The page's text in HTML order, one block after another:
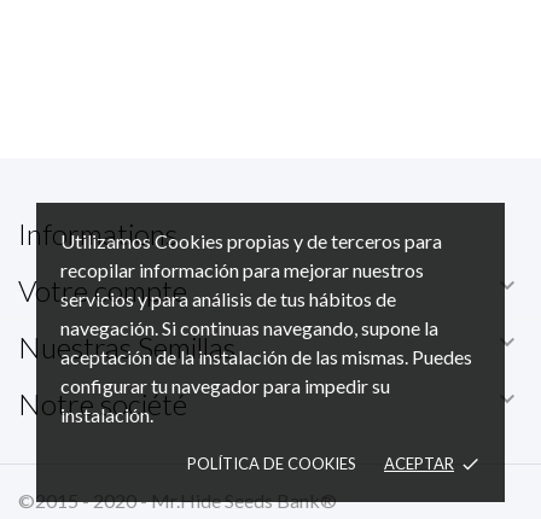
Utilizamos Cookies propias y de terceros para
recopilar información para mejorar nuestros
servicios y para análisis de tus hábitos de
navegación. Si continuas navegando, supone la
aceptación de la instalación de las mismas. Puedes
configurar tu navegador para impedir su
instalación.
POLÍTICA DE COOKIES ACEPTAR done
Informations
Votre compte

Nuestras Semillas 
Notre société 
©2015 - 2020 - Mr.Hide Seeds Bank®